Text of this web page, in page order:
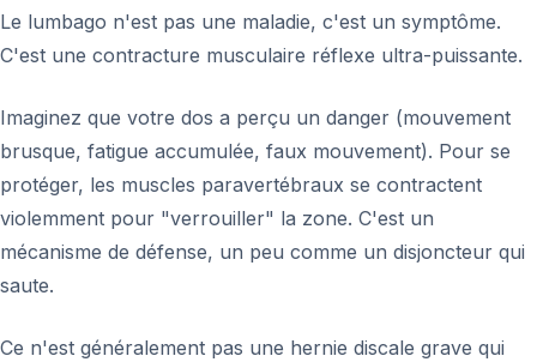
Le lumbago n'est pas une maladie, c'est un symptôme.
C'est une contracture musculaire réflexe ultra-puissante.
Imaginez que votre dos a perçu un danger (mouvement
brusque, fatigue accumulée, faux mouvement). Pour se
protéger, les muscles paravertébraux se contractent
violemment pour "verrouiller" la zone. C'est un
mécanisme de défense, un peu comme un disjoncteur qui
saute.
Ce n'est généralement pas une hernie discale grave qui